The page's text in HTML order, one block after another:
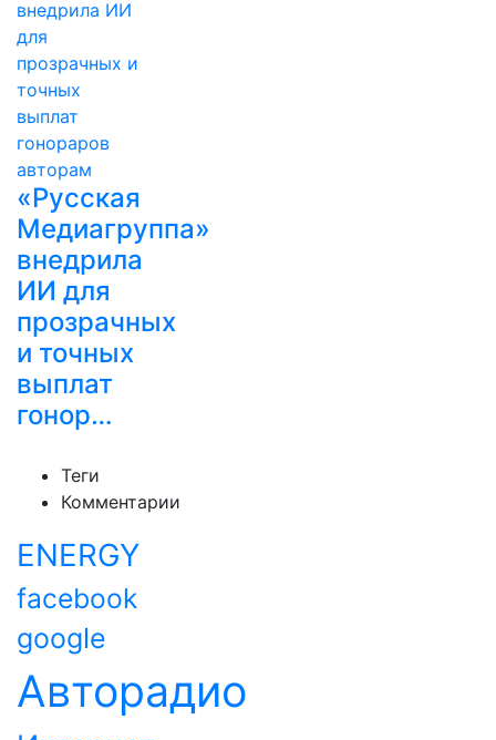
«Русская
Медиагруппа»
внедрила
ИИ для
прозрачных
и точных
выплат
гонор…
Теги
Комментарии
ENERGY
facebook
google
Авторадио